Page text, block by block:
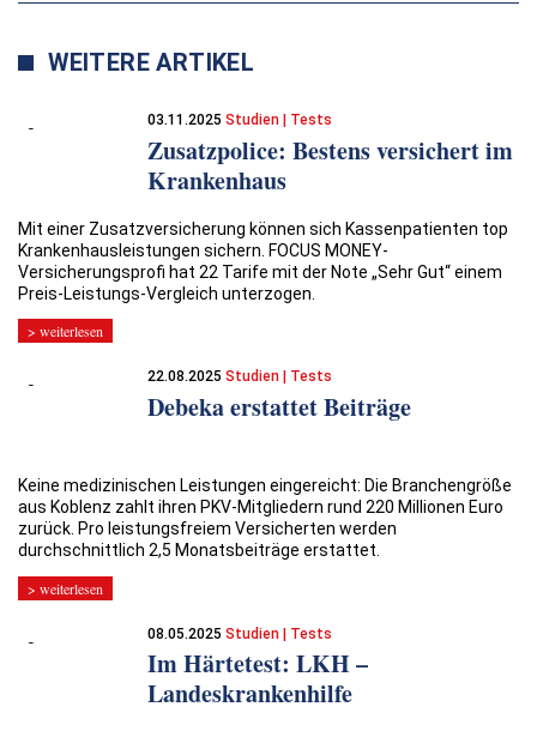
WEITERE ARTIKEL
03.11.2025Studien | Tests
Zusatzpolice: Bestens versichert im
Krankenhaus
Mit einer Zusatzversicherung können sich Kassenpatienten top
Krankenhausleistungen sichern. FOCUS MONEY-
Versicherungsprofi hat 22 Tarife mit der Note „Sehr Gut“ einem
Preis-Leistungs-Vergleich unterzogen.
> weiterlesen
22.08.2025Studien | Tests
Debeka erstattet Beiträge
Keine medizinischen Leistungen eingereicht: Die Branchengröße
aus Koblenz zahlt ihren PKV-Mitgliedern rund 220 Millionen Euro
zurück. Pro leistungsfreiem Versicherten werden
durchschnittlich 2,5 Monatsbeiträge erstattet.
> weiterlesen
08.05.2025Studien | Tests
Im Härtetest: LKH –
Landeskrankenhilfe